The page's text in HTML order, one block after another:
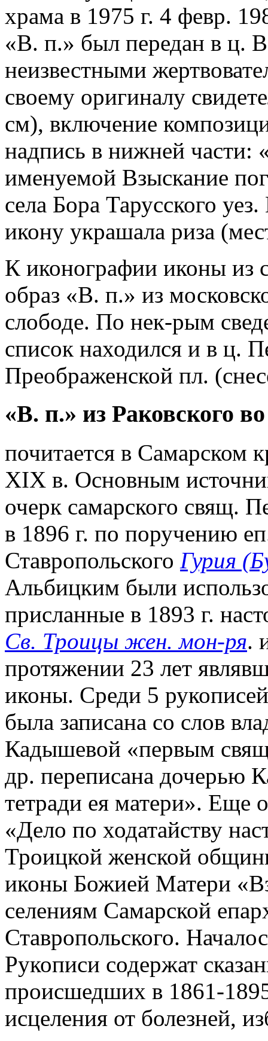
храма в 1975 г. 4 февр.
«В. п.» был передан в ц.
неизвестными
своему оригиналу
см), включение
надпись в нижней части:
именуемой Взыскание
села Бора Тарусского
икону украшала риза
К иконографии иконы из
образ «В. п.» из
слободе. По нек-рым
список находился и в ц.
Преображенской пл.
«В. п.» из Раковского
почитается в Самарском
XIX в. Основным
очерк самарского свящ.
в 1896 г. по поручению
Ставропольского Гурия
Альбицким были
присланные в 1893 г.
Св. Троицы жен. мон-ря.
протяжении 23 лет
иконы. Среди 5
была записана со слов
Кадышевой «первым
др. переписана дочерью
тетради ея матери». Еще
«Дело по ходатайству
Троицкой женской
иконы Божией Матери
селениям Самарской
Ставропольского.
Рукописи содержат
происшедших в 1861-
исцеления от болезней,